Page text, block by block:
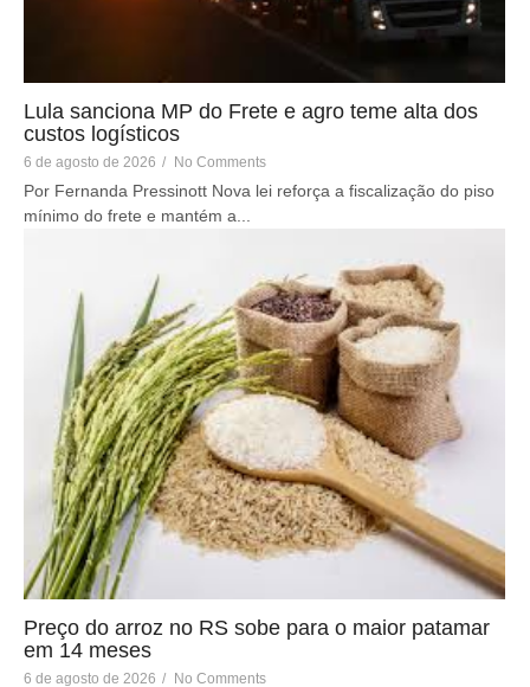
Lula sanciona MP do Frete e agro teme alta dos
custos logísticos
6 de agosto de 2026 / No Comments
Por Fernanda Pressinott Nova lei reforça a fiscalização do piso
mínimo do frete e mantém a...
Preço do arroz no RS sobe para o maior patamar
em 14 meses
6 de agosto de 2026 / No Comments